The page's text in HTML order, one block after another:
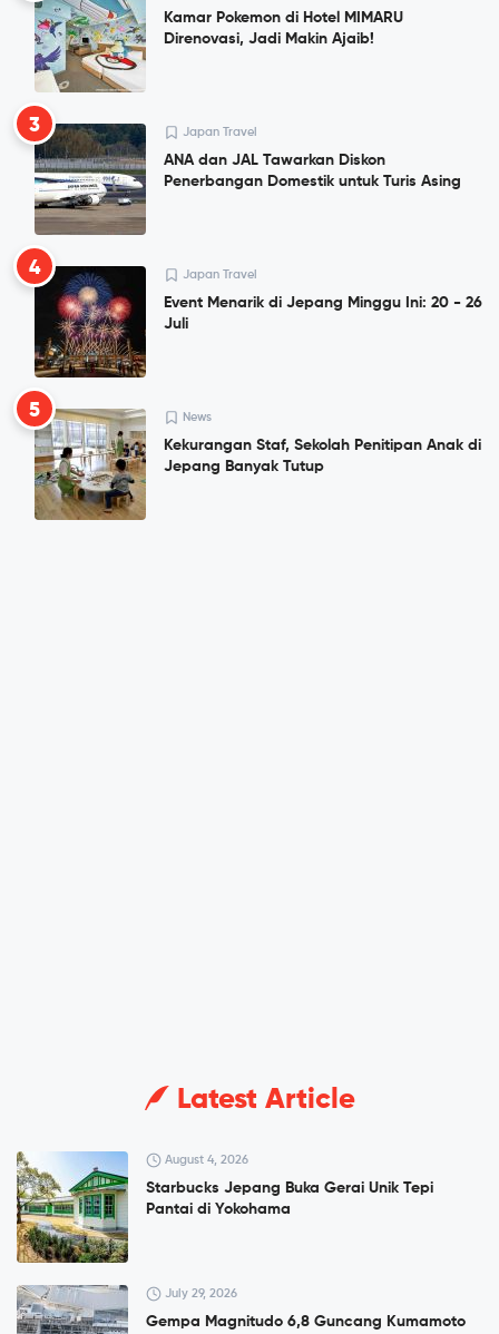
Kamar Pokemon di Hotel MIMARU
Direnovasi, Jadi Makin Ajaib!
3 Japan Travel
ANA dan JAL Tawarkan Diskon
Penerbangan Domestik untuk Turis Asing
4 Japan Travel
Event Menarik di Jepang Minggu Ini: 20 - 26
Juli
5 News
Kekurangan Staf, Sekolah Penitipan Anak di
Jepang Banyak Tutup
Latest Article
August 4, 2026
Starbucks Jepang Buka Gerai Unik Tepi
Pantai di Yokohama
July 29, 2026
Gempa Magnitudo 6,8 Guncang Kumamoto